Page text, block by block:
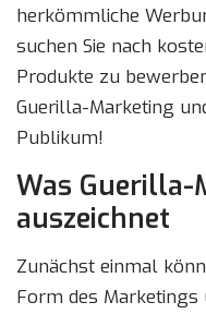
herkömmliche
suchen Sie nach
Produkte zu
Guerilla-Marketing
Publikum!
Was Guerilla-
auszeichnet
Zunächst einmal
Form des